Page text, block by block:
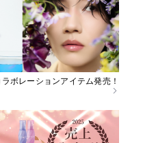
ボレーションアイテム発売！